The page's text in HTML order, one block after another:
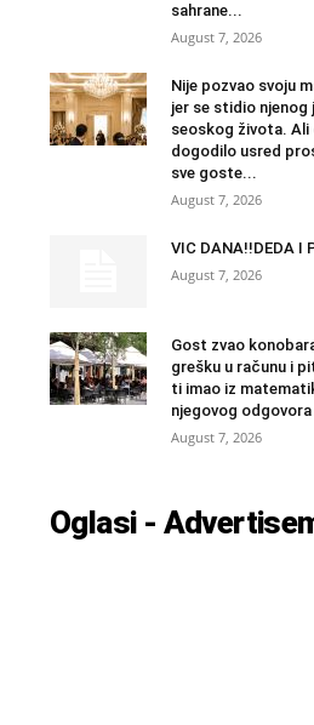
sahrane...
August 7, 2026
Nije pozvao svoju
jer se stidio njenog
seoskog života. Ali
dogodilo usred
sve goste...
August 7, 2026
VIC DANA!!DEDA I
August 7, 2026
Gost zvao
grešku u računu i
ti imao iz
njegovog
August 7, 2026
Oglasi -